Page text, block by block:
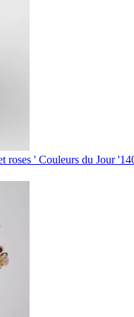
roses ' Couleurs du Jour '